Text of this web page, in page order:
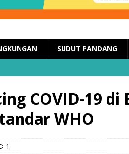
SUDUT PANDANG
COVID-19 di
WHO
1